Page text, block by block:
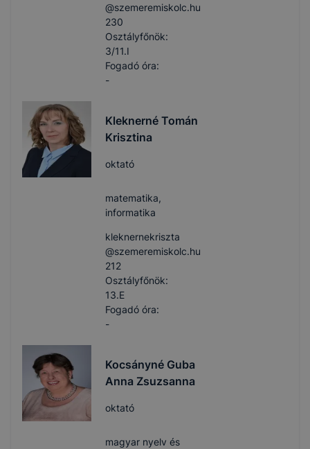
@szemeremiskolc.hu
230
Osztályfőnök:
3/11.I
Fogadó óra:
-
Kleknerné Tomán
Krisztina
oktató
matematika,
informatika
kleknernekriszta​
@szemeremiskolc.hu
212
Osztályfőnök:
13.E
Fogadó óra:
-
Kocsányné Guba
Anna Zsuzsanna
oktató
magyar nyelv és